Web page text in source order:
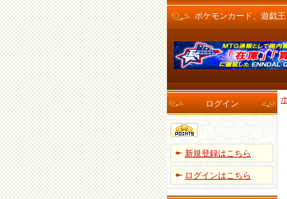
ポケモンカード、遊戯
ログイン
新規登録はこちら
ログインはこちら